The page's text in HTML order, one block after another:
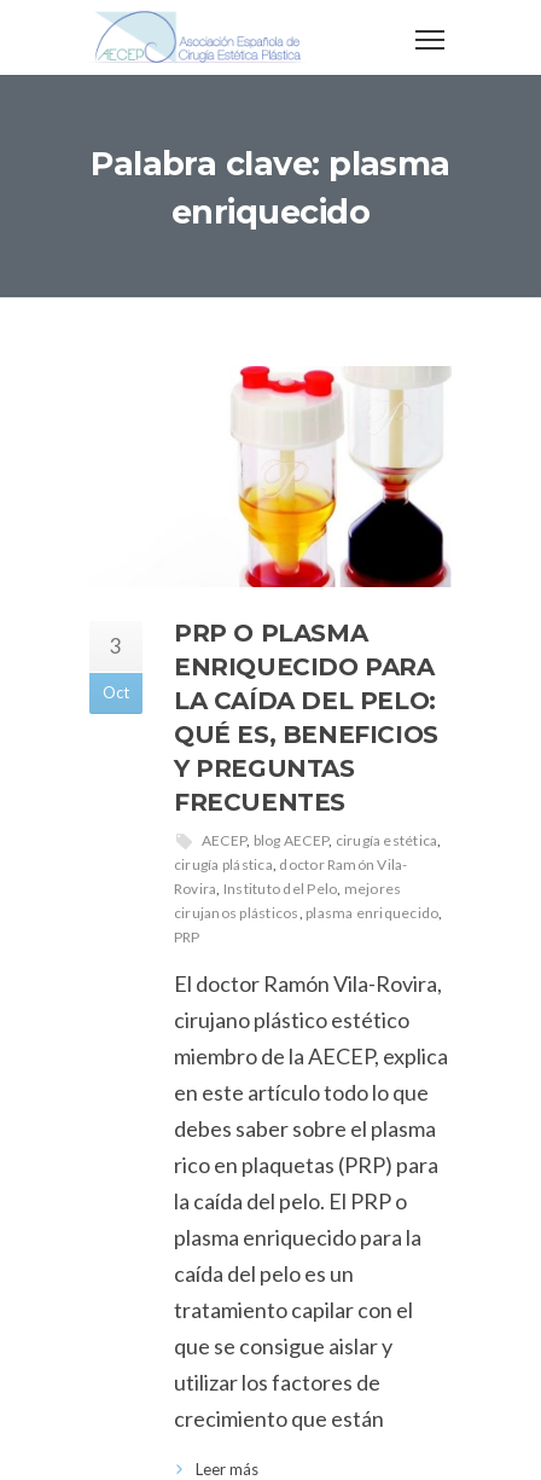
Palabra clave: plasma
enriquecido
3
Oct
PRP O PLASMA
ENRIQUECIDO PARA
LA CAÍDA DEL PELO:
QUÉ ES, BENEFICIOS
Y PREGUNTAS
FRECUENTES
AECEP, blog AECEP, cirugía estética
cirugía plástica doctor Ramón Vila-
Rovira Instituto del Pelo mejores
cirujanos plásticos plasma enriquecido
PRP
El doctor Ramón Vila-Rovira,
cirujano plástico estético
miembro de la AECEP, explica
en este artículo todo lo que
debes saber sobre el plasma
rico en plaquetas (PRP) para
la caída del pelo. El PRP o
plasma enriquecido para la
caída del pelo es un
tratamiento capilar con el
que se consigue aislar y
utilizar los factores de
crecimiento que están
Leer más